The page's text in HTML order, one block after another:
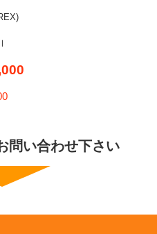
問い合わせ下さい